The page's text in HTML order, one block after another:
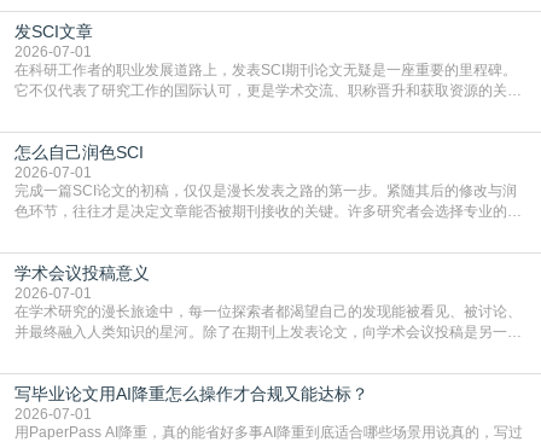
能领到补贴首选‌京东APP‌搜索专属口令(如【家电补贴1637】、【国补立省
4949】等，口令会随活动更新，以页面显示为准)进入补贴专场。淘宝/天猫也可
复制粘贴【8$FKFGgJq
发SCI文章
2026-07-01
在科研工作者的职业发展道路上，发表SCI期刊论文无疑是一座重要的里程碑。
它不仅代表了研究工作的国际认可，更是学术交流、职称晋升和获取资源的关键
战与困惑。从选题立意到投稿回应，每一步都需要精心的策略与扎实的工作。本
篇AEIC学术交流中心小编就为大家介绍“发SCI文章”。一、精准定位是成功的第
一步发表SCI文章，首要解决的问题是“投
怎么自己润色SCI
2026-07-01
完成一篇SCI论文的初稿，仅仅是漫长发表之路的第一步。紧随其后的修改与润
色环节，往往才是决定文章能否被期刊接收的关键。许多研究者会选择专业的语
质量，更能在此过程中深化对学术写作的理解。如何系统、高效地打磨自己的论
文，使其在语言和学术表达上更符合国际期刊的要求，是每位研究者值得投入学
习的技能。本篇AEIC学术交流中心小编就为大家介
学术会议投稿意义
2026-07-01
在学术研究的漫长旅途中，每一位探索者都渴望自己的发现能被看见、被讨论、
并最终融入人类知识的星河。除了在期刊上发表论文，向学术会议投稿是另一个
广阔学术天地的大门，连接着个体研究与社会网络。本篇AEIC学术交流中心小编
就为大家介绍“学术会议投稿意义”。一、加速研究成果的传播与反馈学术会议通
常具有周期短、时效性强的特点。相比期刊漫长的
写毕业论文用AI降重怎么操作才合规又能达标？
2026-07-01
用PaperPass AI降重，真的能省好多事AI降重到底适合哪些场景用说真的，写过